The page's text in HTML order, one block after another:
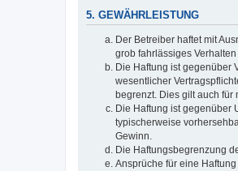
5. GEWÄHRLEISTUNG
Der Betreiber haftet mit
grob fahrlässiges
Die Haftung ist gegenüber
wesentlicher
begrenzt. Dies gilt auch für
Die Haftung ist gegenüber
typischerweise
Gewinn.
Die Haftungsbegrenzung
Ansprüche für eine